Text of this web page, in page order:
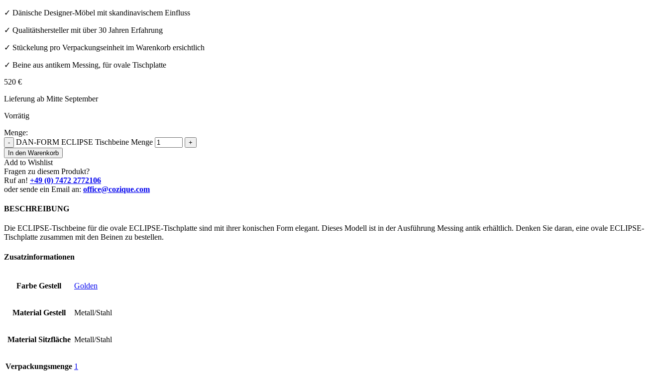
✓ Dänische Designer-Möbel mit skandinavischem Einfluss
✓ Qualitätshersteller mit über 30 Jahren Erfahrung
✓ Stückelung pro Verpackungseinheit im Warenkorb ersichtlich
✓ Beine aus antikem Messing, für ovale Tischplatte
520 €
Lieferung ab Mitte September
Vorrätig
Menge:
- DAN-FORM ECLIPSE Tischbeine Menge
+
In den Warenkorb
Add to Wishlist
Fragen zu diesem Produkt?
Ruf an! +49 (0) 7472 2772106
oder sende ein Email an: office@cozique.com
BESCHREIBUNG
Die ECLIPSE-Tischbeine für die ovale ECLIPSE-Tischplatte sind mit ihrer konischen Form elegant. Dieses Modell ist in der Ausführung Messing antik erhältlich. Denken Sie daran, eine ovale ECLIPSE-
Tischplatte zusammen mit den Beinen zu bestellen.
Zusatzinformationen
Farbe Gestell Golden
Material Gestell Metall/Stahl
Material Sitzfläche Metall/Stahl
Verpackungsmenge 1